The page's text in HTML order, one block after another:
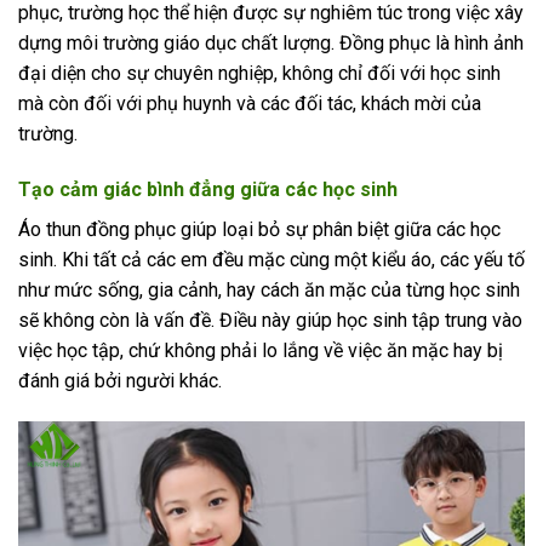
phục, trường học thể hiện được sự nghiêm túc trong việc xây
dựng môi trường giáo dục chất lượng. Đồng phục là hình ảnh
đại diện cho sự chuyên nghiệp, không chỉ đối với học sinh
mà còn đối với phụ huynh và các đối tác, khách mời của
trường.
Tạo cảm giác bình đẳng giữa các học sinh
Áo thun đồng phục giúp loại bỏ sự phân biệt giữa các học
sinh. Khi tất cả các em đều mặc cùng một kiểu áo, các yếu tố
như mức sống, gia cảnh, hay cách ăn mặc của từng học sinh
sẽ không còn là vấn đề. Điều này giúp học sinh tập trung vào
việc học tập, chứ không phải lo lắng về việc ăn mặc hay bị
đánh giá bởi người khác.